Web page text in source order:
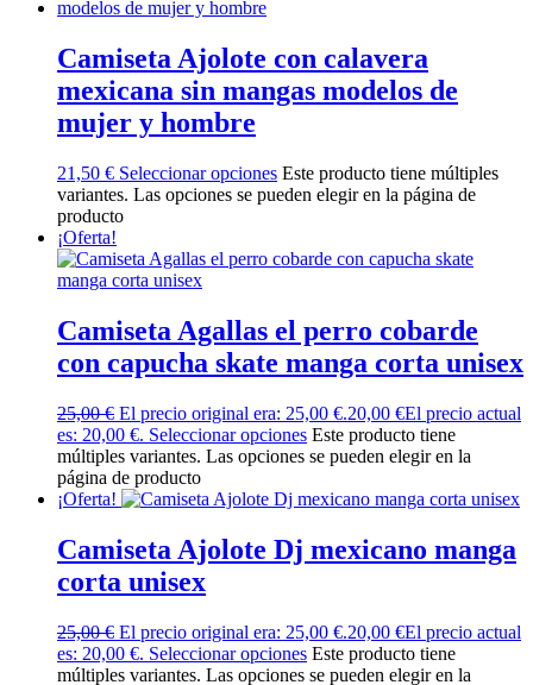
Camiseta Ajolote con calavera
mexicana sin mangas modelos de
mujer y hombre
21,50 € Seleccionar opciones Este producto tiene múltiples
variantes. Las opciones se pueden elegir en la página de
producto
¡Oferta!
Camiseta Agallas el perro cobarde
con capucha skate manga corta unisex
25,00€ El precio original era: 25,00 €.20,00 €El precio actual
es: 20,00 €. Seleccionar opciones Este producto tiene
múltiples variantes. Las opciones se pueden elegir en la
página de producto
¡Oferta!
Camiseta Ajolote Dj mexicano manga
corta unisex
25,00€ El precio original era: 25,00 €.20,00 €El precio actual
es: 20,00 €. Seleccionar opciones Este producto tiene
múltiples variantes. Las opciones se pueden elegir en la